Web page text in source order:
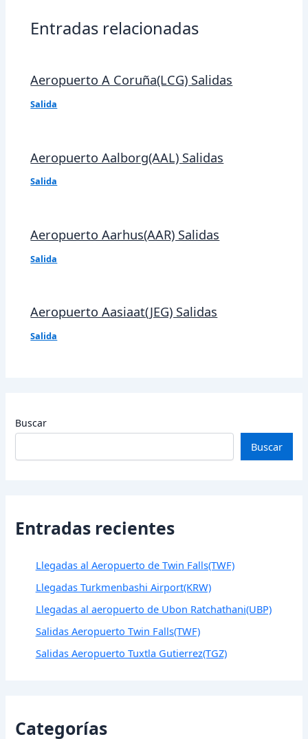
Entradas relacionadas
Aeropuerto A Coruña(LCG) Salidas
Salida
Aeropuerto Aalborg(AAL) Salidas
Salida
Aeropuerto Aarhus(AAR) Salidas
Salida
Aeropuerto Aasiaat(JEG) Salidas
Salida
Buscar
Buscar
Entradas recientes
Llegadas al Aeropuerto de Twin Falls(TWF)
Llegadas Turkmenbashi Airport(KRW)
Llegadas al aeropuerto de Ubon Ratchathani(UBP)
Salidas Aeropuerto Twin Falls(TWF)
Salidas Aeropuerto Tuxtla Gutierrez(TGZ)
Categorías